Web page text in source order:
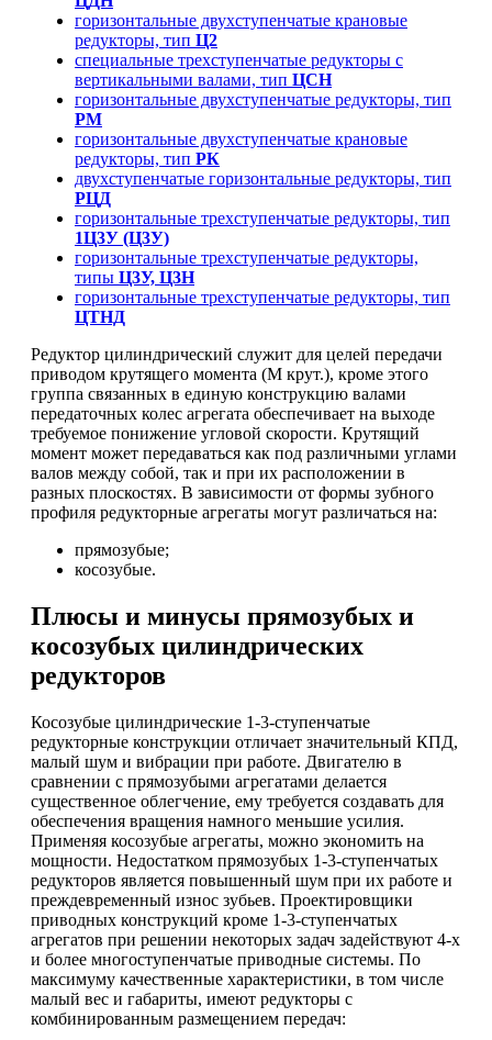
горизонтальные двухступенчатые крановые
редукторы, тип Ц2
специальные трехступенчатые редукторы с
вертикальными валами, тип ЦСН
горизонтальные двухступенчатые редукторы, тип
РМ
горизонтальные двухступенчатые крановые
редукторы, тип РК
двухступенчатые горизонтальные редукторы, тип
РЦД
горизонтальные трехступенчатые редукторы, тип
1Ц3У (Ц3У)
горизонтальные трехступенчатые редукторы,
типы Ц3У, Ц3Н
горизонтальные трехступенчатые редукторы, тип
ЦТНД
Редуктор цилиндрический служит для целей передачи
приводом крутящего момента (M крут.), кроме этого
группа связанных в единую конструкцию валами
передаточных колес агрегата обеспечивает на выходе
требуемое понижение угловой скорости. Крутящий
момент может передаваться как под различными углами
валов между собой, так и при их расположении в
разных плоскостях. В зависимости от формы зубного
профиля редукторные агрегаты могут различаться на:
прямозубые;
косозубые.
Плюсы и минусы прямозубых и
косозубых цилиндрических
редукторов
Косозубые цилиндрические 1-3-ступенчатые
редукторные конструкции отличает значительный КПД,
малый шум и вибрации при работе. Двигателю в
сравнении с прямозубыми агрегатами делается
существенное облегчение, ему требуется создавать для
обеспечения вращения намного меньшие усилия.
Применяя косозубые агрегаты, можно экономить на
мощности. Недостатком прямозубых 1-3-ступенчатых
редукторов является повышенный шум при их работе и
преждевременный износ зубьев. Проектировщики
приводных конструкций кроме 1-3-ступенчатых
агрегатов при решении некоторых задач задействуют 4-х
и более многоступенчатые приводные системы. По
максимуму качественные характеристики, в том числе
малый вес и габариты, имеют редукторы с
комбинированным размещением передач: